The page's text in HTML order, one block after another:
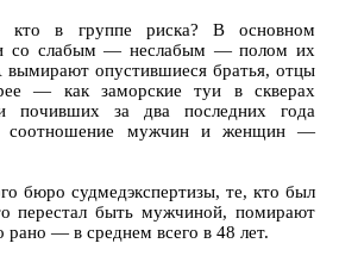
кто в группе риска? В основном
со слабым — неслабым — полом их
вымирают опустившиеся братья, отцы
— как заморские туи в скверах
почивших за два последних года
соотношение мужчин и женщин —
бюро судмедэкспертизы, те, кто был
перестал быть мужчиной, помирают
рано — в среднем всего в 48 лет.